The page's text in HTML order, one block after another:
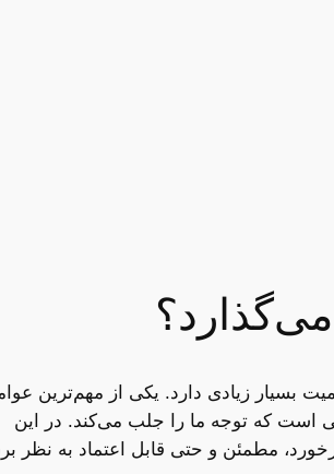
بسیار زیادی دارد. یکی از مهم‌ترین
است که توجه ما را جلب می‌کند. در این
مطمئن و حتی قابل اعتماد به نظر